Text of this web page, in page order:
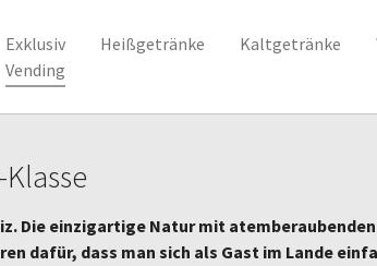
Exklusiv
Vending
Heißgetränke Kaltgetränke
Die einzigartige Natur mit atemberaubenden
dafür, dass man sich als Gast im Lande